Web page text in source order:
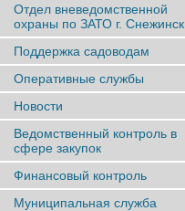
Отдел вневедомственной
охраны по ЗАТО г. Снежинск
Поддержка садоводам
Оперативные службы
Новости
Ведомственный контроль в
сфере закупок
Финансовый контроль
Муниципальная служба